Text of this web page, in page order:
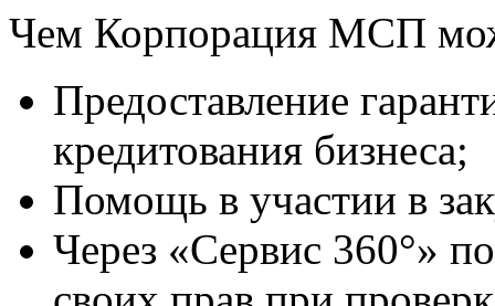
Чем Корпорация МСП
Предоставление
кредитования бизнеса;
Помощь в участии в
Через «Сервис 360°»